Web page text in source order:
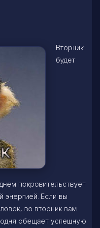
Вторник
будет
покровительствует
энергией. Если вы
во вторник вам
обещает успешную